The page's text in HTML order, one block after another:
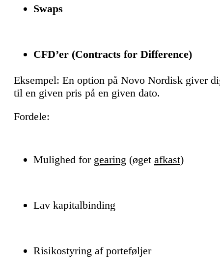
Swaps
CFD’er (Contracts for Difference)
Eksempel: En option på Novo Nordisk giver
til en given pris på en given dato.
Fordele:
Mulighed for gearing (øget afkast)
Lav kapitalbinding
Risikostyring af porteføljer